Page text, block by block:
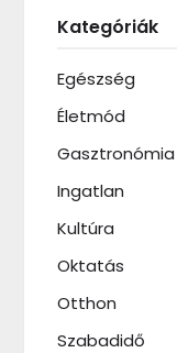
Kategóriák
Egészség
Életmód
Gasztronómia
Ingatlan
Kultúra
Oktatás
Otthon
Szabadidő